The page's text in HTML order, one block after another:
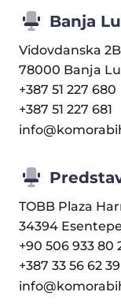
Banja
Vidovdanska
78000 Banja
+387 51 227 680
+387 51 227 681
TOBB Plaza
34394
+90 506 933 80
+387 33 56 62 39